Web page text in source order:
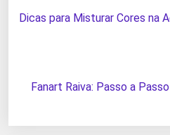
Dicas para Misturar Cores na
Fanart Raiva: Passo a